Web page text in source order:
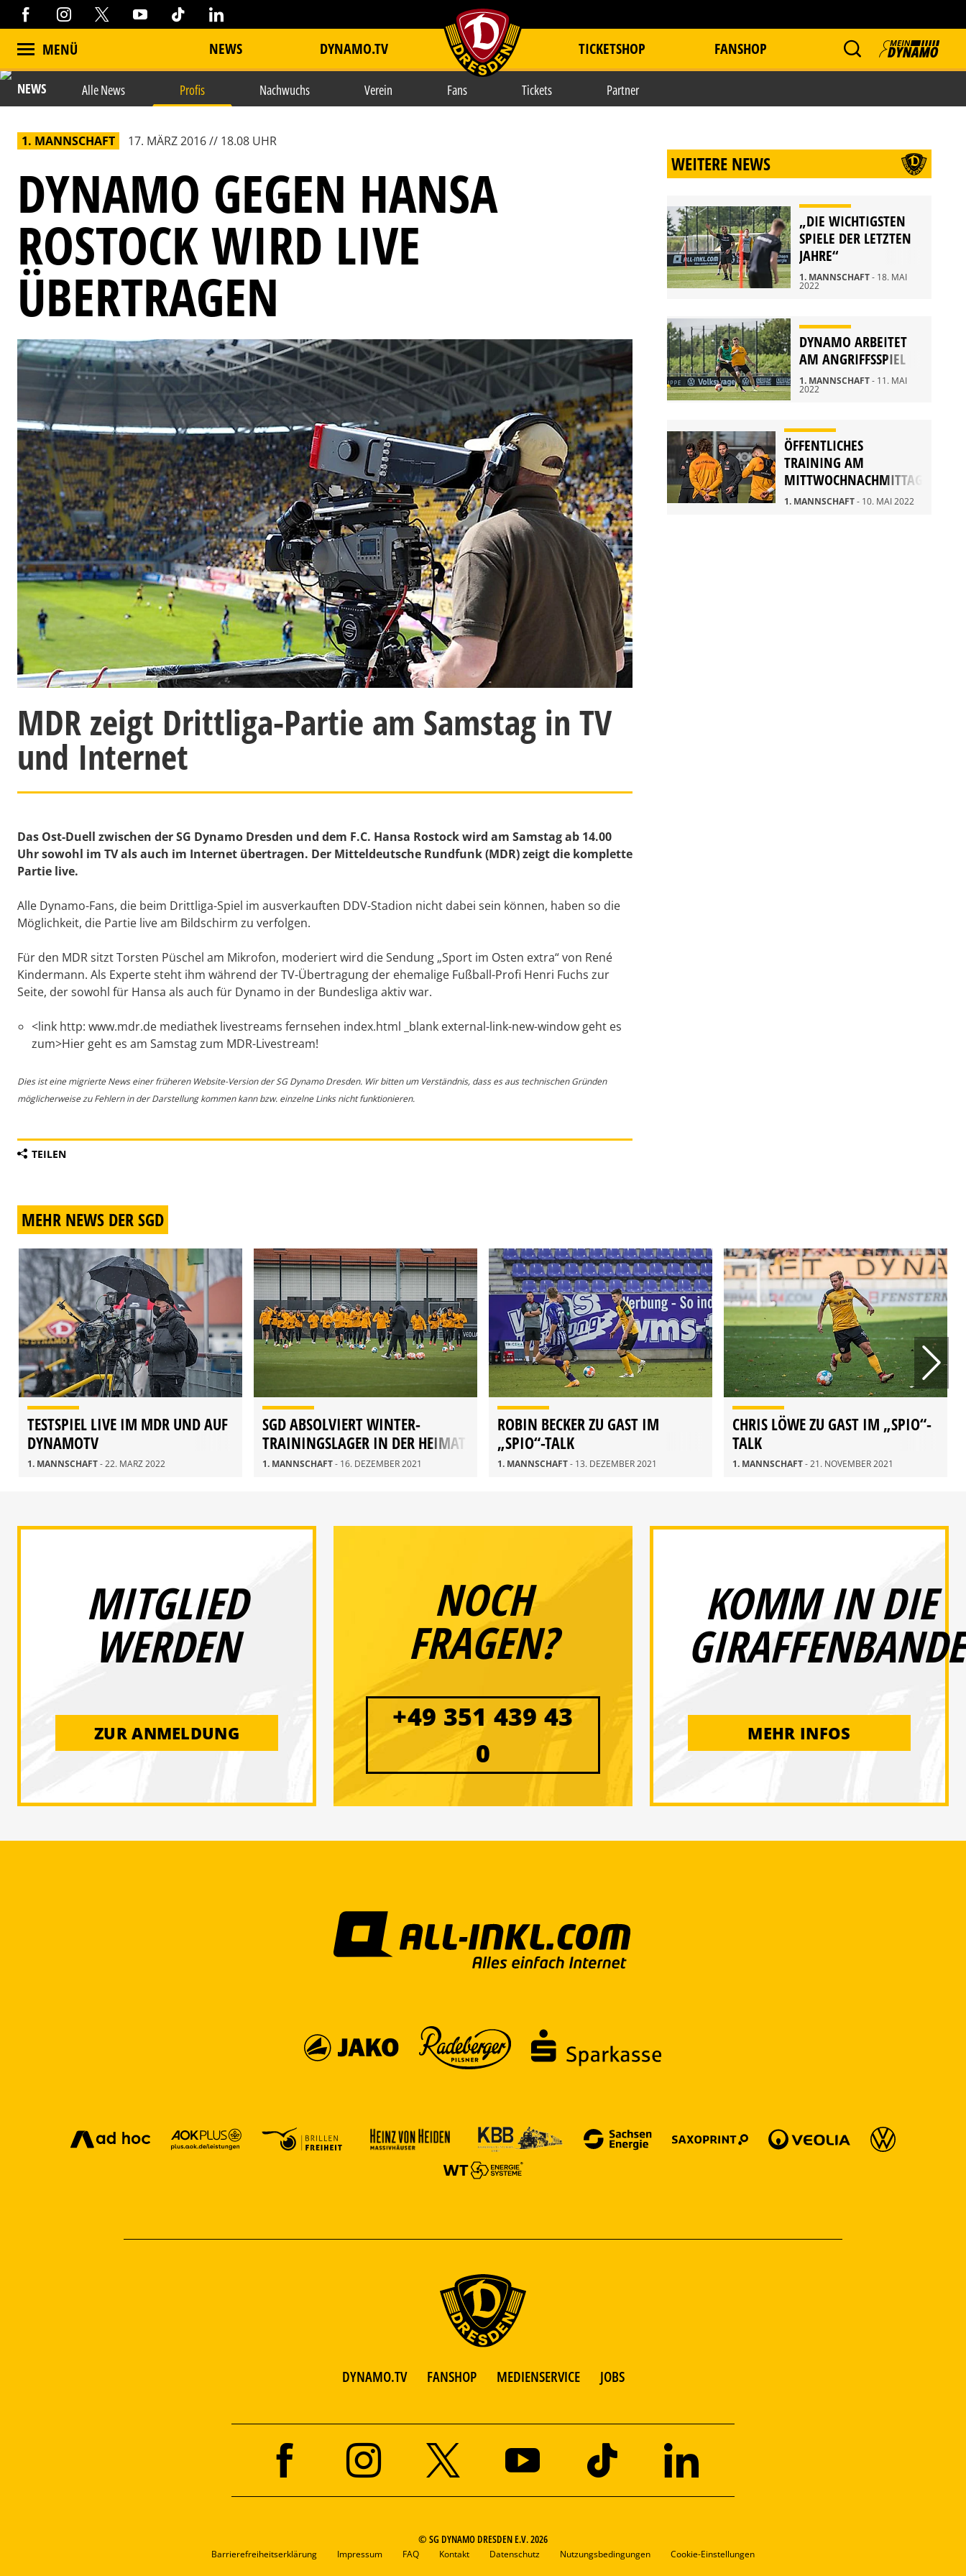
MENÜ NEWS DYNAMO.TV item.title TICKETSHOP FANSHOP
NEWS Alle News Profis Nachwuchs Verein Fans Tickets Partner
1. MANNSCHAFT 17. MÄRZ 2016 // 18.08 UHR
DYNAMO GEGEN HANSA
ROSTOCK WIRD LIVE
ÜBERTRAGEN
MDR zeigt Drittliga-Partie am Samstag in TV
und Internet
Das Ost-Duell zwischen der SG Dynamo Dresden und dem F.C. Hansa Rostock wird am Samstag ab 14.00
Uhr sowohl im TV als auch im Internet übertragen. Der Mitteldeutsche Rundfunk (MDR) zeigt die komplette
Partie live.
Alle Dynamo-Fans, die beim Drittliga-Spiel im ausverkauften DDV-Stadion nicht dabei sein können, haben so die
Möglichkeit, die Partie live am Bildschirm zu verfolgen.
Für den MDR sitzt Torsten Püschel am Mikrofon, moderiert wird die Sendung „Sport im Osten extra“ von René
Kindermann. Als Experte steht ihm während der TV-Übertragung der ehemalige Fußball-Profi Henri Fuchs zur
Seite, der sowohl für Hansa als auch für Dynamo in der Bundesliga aktiv war.
<link http: www.mdr.de mediathek livestreams fernsehen index.html _blank external-link-new-window geht es
zum>Hier geht es am Samstag zum MDR-Livestream!
Dies ist eine migrierte News einer früheren Website-Version der SG Dynamo Dresden. Wir bitten um Verständnis, dass es aus technischen Gründen
möglicherweise zu Fehlern in der Darstellung kommen kann bzw. einzelne Links nicht funktionieren.
TEILEN
WEITERE NEWS
„DIE WICHTIGSTEN
SPIELE DER LETZTEN
JAHRE“
1. MANNSCHAFT- 18. MAI
2022
DYNAMO ARBEITET
AM ANGRIFFSSPIEL
1. MANNSCHAFT- 11. MAI
2022
ÖFFENTLICHES
TRAINING AM
MITTWOCHNACHMITTAG
1. MANNSCHAFT- 10. MAI 2022
MEHR NEWS DER SGD
TESTSPIEL LIVE IM MDR UND AUF
DYNAMOTV
1. MANNSCHAFT- 22. MÄRZ 2022
SGD ABSOLVIERT WINTER-
TRAININGSLAGER IN DER HEIMAT
1. MANNSCHAFT- 16. DEZEMBER 2021
ROBIN BECKER ZU GAST IM
„SPIO“-TALK
1. MANNSCHAFT- 13. DEZEMBER 2021
CHRIS LÖWE ZU GAST IM „SPIO“-
TALK
1. MANNSCHAFT- 21. NOVEMBER 2021
MITGLIED
WERDEN
ZUR ANMELDUNG
NOCH
FRAGEN?
+49 351 439 43
0
KOMM IN DIE
GIRAFFENBANDE
MEHR INFOS
DYNAMO.TV FANSHOP MEDIENSERVICE JOBS
© SG DYNAMO DRESDEN E.V. 2026
Barrierefreiheitserklärung Impressum FAQ Kontakt Datenschutz Nutzungsbedingungen Cookie-Einstellungen